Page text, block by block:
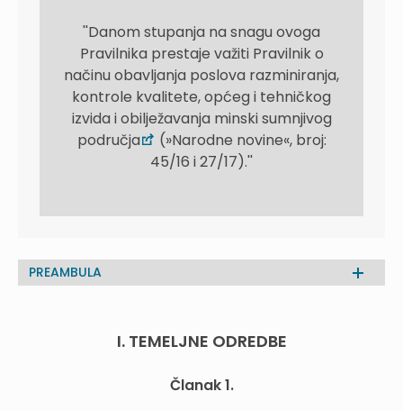
''Danom stupanja na snagu ovoga
Pravilnika prestaje važiti Pravilnik o
načinu obavljanja poslova razminiranja,
kontrole kvalitete, općeg i tehničkog
izvida i obilježavanja minski sumnjivog
područja
(»Narodne novine«, broj:
45/16 i 27/17).''
PREAMBULA
I. TEMELJNE ODREDBE
Članak 1.